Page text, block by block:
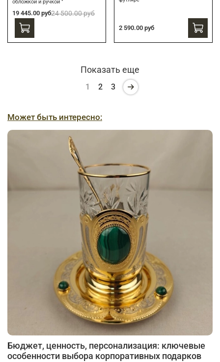
обложкой и ручкой "
19 445.00 руб24 500.00 руб
2 590.00 руб
Показать еще
1 2 3
Может быть интересно:
Бюджет, ценность, персонализация: ключевые
особенности выбора корпоративных подарков